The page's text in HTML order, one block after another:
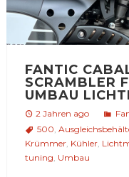
Suchen
FANTIC
SCRAMBLER
UMBAU
2 Jahren ago
500,
Krümmer, Kühler,
tuning, Umbau